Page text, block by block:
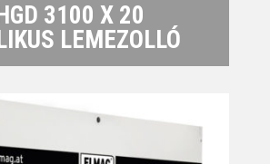
3100 X 20
LEMEZOLLÓ